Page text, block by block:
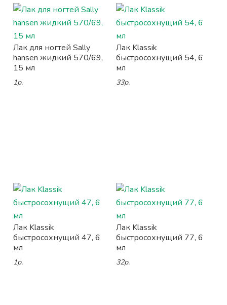
Лак для ногтей Sally
hansen жидкий 570/69,
15 мл
1р.
Лак Klassik
быстросохнущий 54, 6
мл
33р.
Лак Klassik
быстросохнущий 47, 6
мл
1р.
Лак Klassik
быстросохнущий 77, 6
мл
32р.